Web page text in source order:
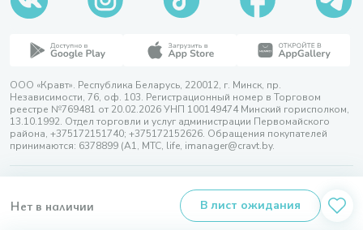
Нет в наличии В лист ожидания
ООО «Кравт». Республика Беларусь, 220012, г. Минск, пр.
Независимости, 76, оф. 103. Регистрационный номер в Торговом
реестре №769481 от 20.02.2026 УНП 100149474 Минский горисполком,
13.10.1992. Отдел торговли и услуг администрации Первомайского
района, +375172151740; +375172152626. Обращения покупателей
принимаются: 6378899 (А1, МТС, life, imanager@cravt.by.
Разработка сайта — SLAM
Выбор настроек Cookie